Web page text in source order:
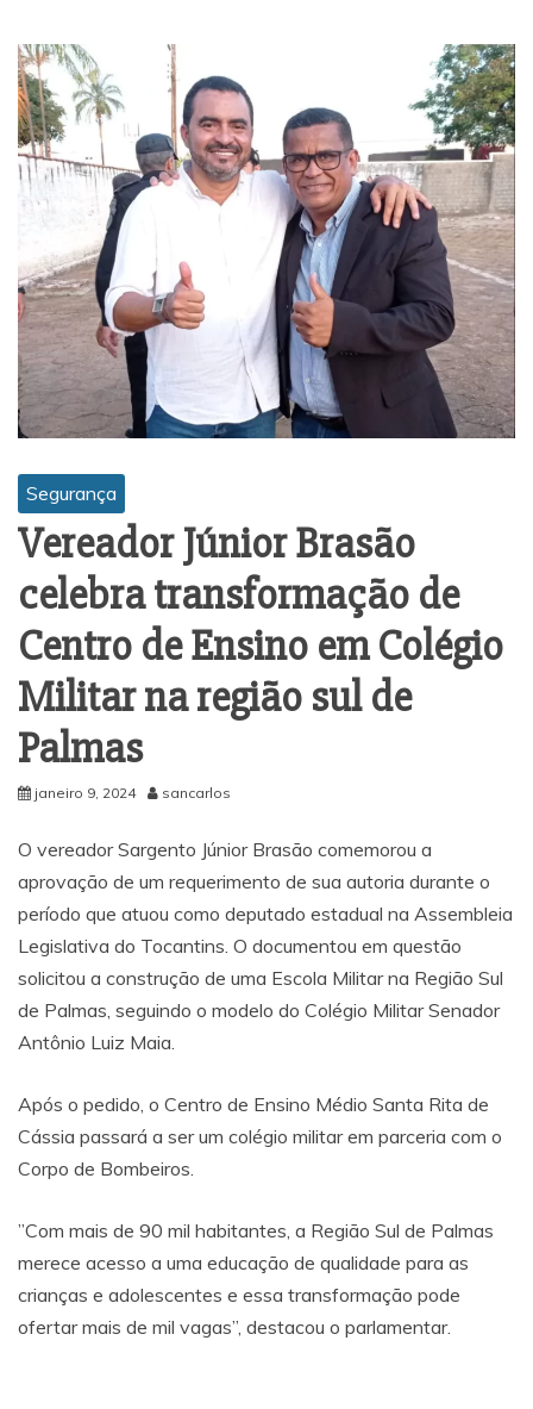
Segurança
Vereador Júnior Brasão
celebra transformação de
Centro de Ensino em Colégio
Militar na região sul de
Palmas
janeiro 9, 2024 sancarlos
O vereador Sargento Júnior Brasão comemorou a
aprovação de um requerimento de sua autoria durante o
período que atuou como deputado estadual na Assembleia
Legislativa do Tocantins. O documentou em questão
solicitou a construção de uma Escola Militar na Região Sul
de Palmas, seguindo o modelo do Colégio Militar Senador
Antônio Luiz Maia.
Após o pedido, o Centro de Ensino Médio Santa Rita de
Cássia passará a ser um colégio militar em parceria com o
Corpo de Bombeiros.
”Com mais de 90 mil habitantes, a Região Sul de Palmas
merece acesso a uma educação de qualidade para as
crianças e adolescentes e essa transformação pode
ofertar mais de mil vagas”, destacou o parlamentar.